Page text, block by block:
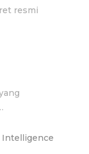
resmi
Intelligence